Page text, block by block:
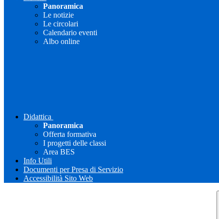
Panoramica
Le notizie
Le circolari
Calendario eventi
Albo online
Didattica
Panoramica
Offerta formativa
I progetti delle classi
Area BES
Info Utili
Documenti per Presa di Servizio
Accessibilità Sito Web